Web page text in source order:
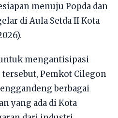
menuju Popda dan
di Aula Setda II Kota
mengantisipasi
Pemkot Cilegon
berbagai
yang ada di Kota